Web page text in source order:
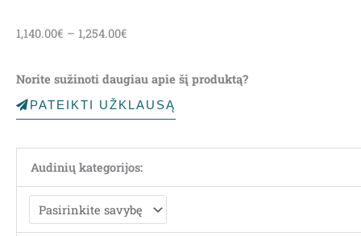
1,140.00€ – 1,254.00€
through
1,254.00€
Norite sužinoti daugiau apie šį produktą?
PATEIKTI UŽKLAUSĄ
Audinių kategorijos: